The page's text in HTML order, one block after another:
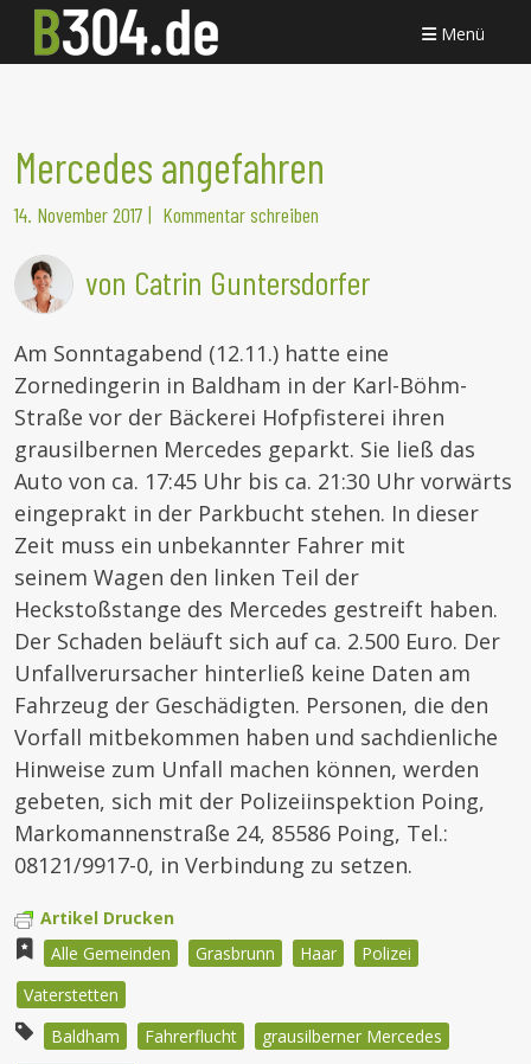
Menü
Mercedes angefahren
14. November 2017 | Kommentar schreiben
von Catrin Guntersdorfer
Am Sonntagabend (12.11.) hatte eine
Zornedingerin in Baldham in der Karl-Böhm-
Straße vor der Bäckerei Hofpfisterei ihren
grausilbernen Mercedes geparkt. Sie ließ das
Auto von ca. 17:45 Uhr bis ca. 21:30 Uhr vorwärts
eingeprakt in der Parkbucht stehen. In dieser
Zeit muss ein unbekannter Fahrer mit
seinem Wagen den linken Teil der
Heckstoßstange des Mercedes gestreift haben.
Der Schaden beläuft sich auf ca. 2.500 Euro. Der
Unfallverursacher hinterließ keine Daten am
Fahrzeug der Geschädigten. Personen, die den
Vorfall mitbekommen haben und sachdienliche
Hinweise zum Unfall machen können, werden
gebeten, sich mit der Polizeiinspektion Poing,
Markomannenstraße 24, 85586 Poing, Tel.:
08121/9917-0, in Verbindung zu setzen.
Artikel Drucken
Alle Gemeinden
Grasbrunn Haar
Polizei
Vaterstetten
Baldham
Fahrerflucht
grausilberner Mercedes